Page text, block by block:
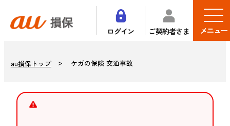
ログイン ご契約者さま メニュー
au損保トップ ケガの保険 交通事故